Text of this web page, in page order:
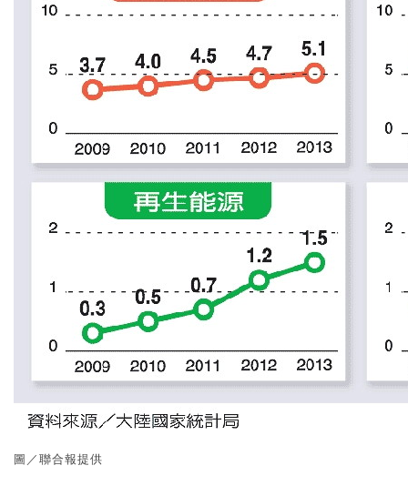
圖／聯合報提供